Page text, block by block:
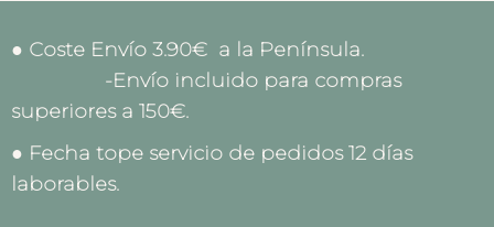
● Coste Envío 3.90€ a la Península.
-Envío incluido para compras
superiores a 150€.
● Fecha tope servicio de pedidos 12 días
laborables.